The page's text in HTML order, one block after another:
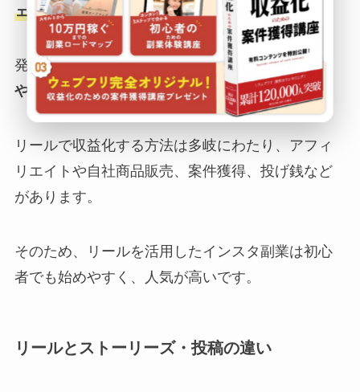
ェクト・テキストを自由に追加できます。
発見タブやおすすめ欄に表示されやすく、バズり
やすいコンテンツです。
リールで収益化する方法は多岐にわたり、アフィ
リエイトや自社商品販売、案件獲得、投げ銭など
があります。
そのため、リールを活用したインスタ副業は初心
者でも始めやすく、人気が高いです。
リールとストーリーズ・投稿の違い